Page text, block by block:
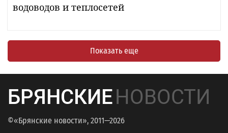
водоводов и теплосетей
Показать еще
БРЯНСКИЕНОВОСТИ
©«Брянские новости», 2011—2026